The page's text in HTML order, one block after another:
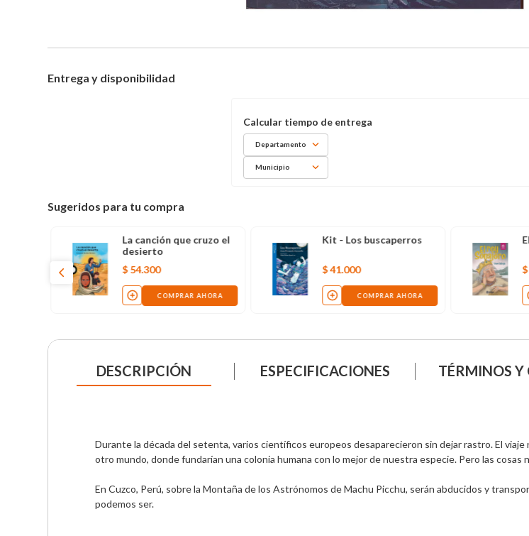
Entrega y disponibilidad
Departamento
Municipio
Sugeridos para tu compra
La canción que cruzo el
desierto
$ 54.300
COMPRAR AHORA
Kit - Los buscaperros
$41.000
COMPRAR AHORA
$
DESCRIPCIÓN ESPECIFICACIONES TÉRMINOS Y
Durante la década del setenta, varios científicos europeos desaparecieron sin dejar rastro. El
otro mundo, donde fundarían una colonia humana con lo mejor de nuestra especie. Pero las
En Cuzco, Perú, sobre la Montaña de los Astrónomos de Machu Picchu, serán abducidos y
podemos ser.